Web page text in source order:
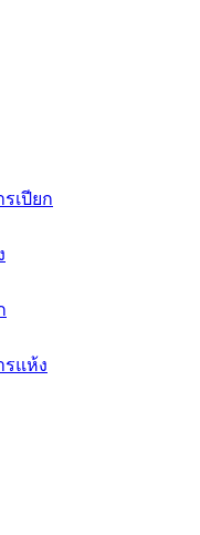
เปียก
รแห้ง